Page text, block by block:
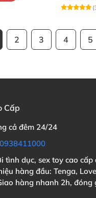
2 3 4 5
Cấp
cả đêm 24/24
0938411000
tình dục, sex toy cao
hàng đầu: Tenga,
hàng nhanh 2h, đóng